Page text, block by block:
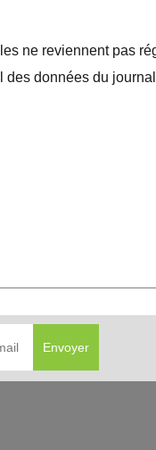
ne reviennent pas
données du